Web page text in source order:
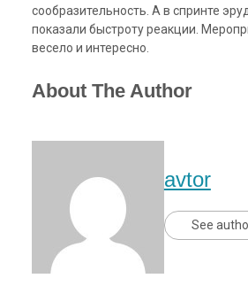
сообразительность. А в спринте
показали быстроту реакции.
весело и интересно.
About The Author
avtor
See